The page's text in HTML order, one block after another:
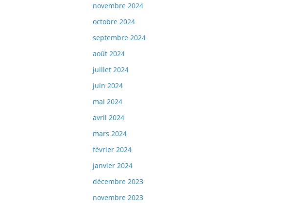
novembre 2024
octobre 2024
septembre 2024
août 2024
juillet 2024
juin 2024
mai 2024
avril 2024
mars 2024
février 2024
janvier 2024
décembre 2023
novembre 2023